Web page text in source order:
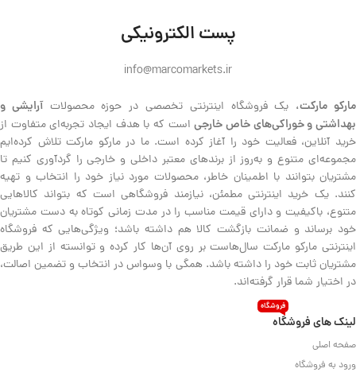
پست الکترونیکی
info@marcomarkets.ir
مارکو مارکت، یک فروشگاه اینترنتی تخصصی در حوزه محصولاتآرایشی و
بهداشتی و خوراکی‌های خاص خارجیاست که با هدف ایجاد تجربه‌ای متفاوت از
خرید آنلاین، فعالیت خود را آغاز کرده است. ما در مارکو مارکت تلاش کرده‌ایم
مجموعه‌ای متنوع و به‌روز از برندهای معتبر داخلی و خارجی را گردآوری کنیم تا
مشتریان بتوانند با اطمینان خاطر، محصولات مورد نیاز خود را انتخاب و تهیه
کنند. یک خرید اینترنتی مطمئن، نیازمند فروشگاهی است که بتواند کالاهایی
متنوع، باکیفیت و دارای قیمت مناسب را در مدت زمانی کوتاه به دست مشتریان
خود برساند و ضمانت بازگشت کالا هم داشته باشد؛ ویژگی‌هایی که فروشگاه
اینترنتی مارکو مارکت سال‌هاست بر روی آن‌ها کار کرده و توانسته از این طریق
مشتریان ثابت خود را داشته باشد. همگی با وسواس در انتخاب و تضمین اصالت،
در اختیار شما قرار گرفته‌اند.
لینک های فروشگاه
فروشگاه
صفحه اصلی
ورود به فروشگاه